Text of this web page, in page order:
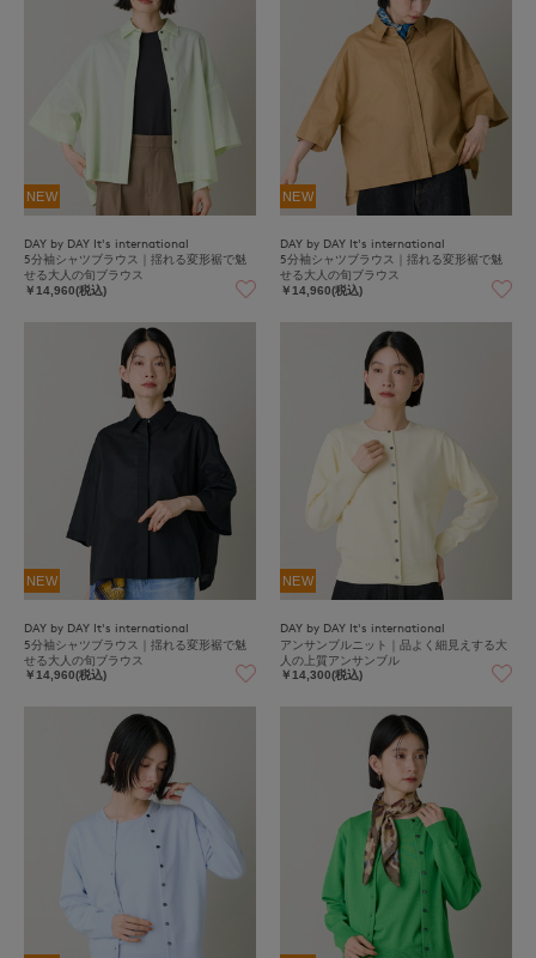
NEW
DAY by DAY It's international
5分袖シャツブラウス｜揺れる変形裾で魅
せる大人の旬ブラウス
￥14,960(税込)
NEW
DAY by DAY It's international
5分袖シャツブラウス｜揺れる変形裾で魅
せる大人の旬ブラウス
￥14,960(税込)
NEW
DAY by DAY It's international
5分袖シャツブラウス｜揺れる変形裾で魅
せる大人の旬ブラウス
￥14,960(税込)
NEW
DAY by DAY It's international
アンサンブルニット｜品よく細見えする大
人の上質アンサンブル
￥14,300(税込)